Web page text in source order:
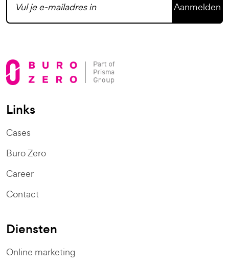
Aanmelden
Links
Cases
Buro Zero
Career
Contact
Diensten
Online marketing